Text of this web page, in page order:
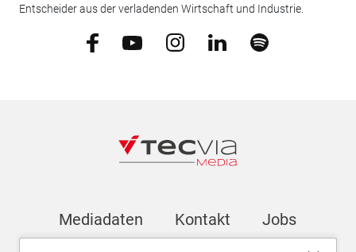
Entscheider aus der verladenden Wirtschaft und Industrie.
Mediadaten Kontakt Jobs